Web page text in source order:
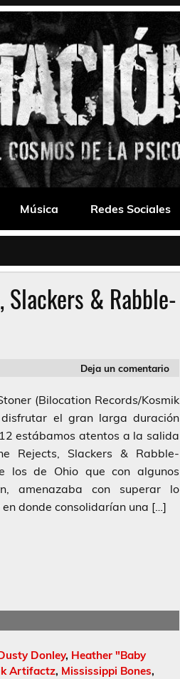
Música Redes Sociales
Slackers & Rabble​-​
Deja un comentario
(Bilocation Records/Kosmik
el gran larga duración
estábamos atentos a la salida
Rejects, Slackers & Rabble-
los de Ohio que con algunos
amenazaba con superar lo
donde consolidarían una […]
Donley, Heather "Baby
Artifactz, Mississippi Bones,